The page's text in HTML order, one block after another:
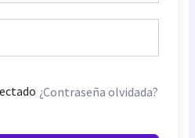
¿Contraseña olvidada?